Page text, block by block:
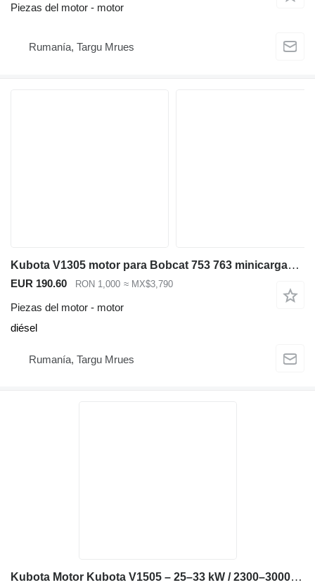
Piezas del motor - motor
Rumanía, Targu Mrues
Kubota V1305 motor para Bobcat 753 763 minicargadora
EUR 190.60 RON 1,000 ≈ MX$3,790
Piezas del motor - motor
diésel
Rumanía, Targu Mrues
Kubota Motor Kubota V1505 – 25–33 kW / 2300–3000 rpm – Compatible con Bobca para Bobcat 753 minicargadora